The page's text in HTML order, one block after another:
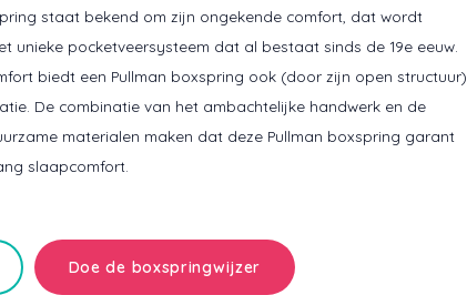
staat bekend om zijn ongekende comfort, dat wordt
unieke pocketveersysteem dat al bestaat sinds de 19e eeuw.
biedt een Pullman boxspring ook (door zijn open structuur)
De combinatie van het ambachtelijke handwerk en de
materialen maken dat deze Pullman boxspring garant
slaapcomfort.
Doe de boxspringwijzer